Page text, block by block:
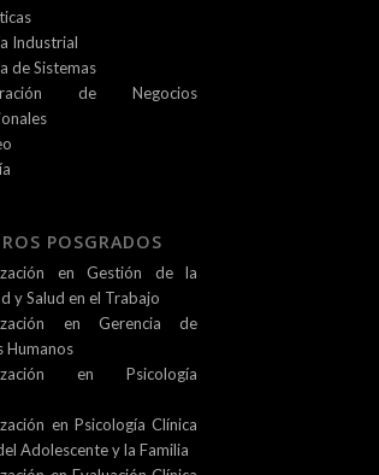
Industrial
de Sistemas
de Negocios
POSGRADOS
en Gestión de la
y Salud en el Trabajo
en Gerencia de
Humanos
en Psicología
en Psicología Clínica
Adolescente y la Familia